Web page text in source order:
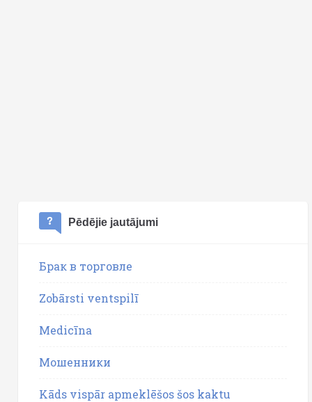
Pēdējie jautājumi
Брак в торговле
Zobārsti ventspilī
Medicīna
Мошенники
Kāds vispār apmeklēšos šos kaktu